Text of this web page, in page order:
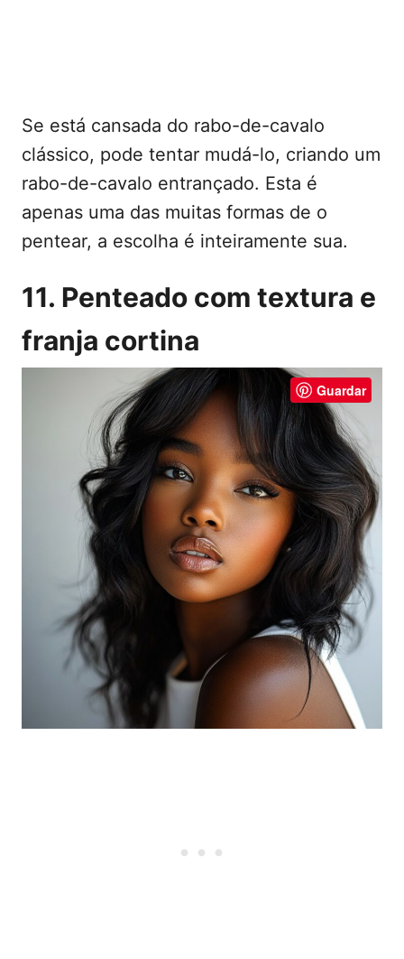
Se está cansada do rabo-de-cavalo
clássico, pode tentar mudá-lo, criando um
rabo-de-cavalo entrançado. Esta é
apenas uma das muitas formas de o
pentear, a escolha é inteiramente sua.
11. Penteado com textura e
franja cortina
Guardar